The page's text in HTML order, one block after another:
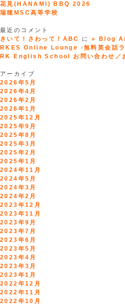
花見(HANAMI) BBQ 2026
瑞穂MSC高等学校
最近のコメント
きいて！さわって！ABC
に» Blog
RKES Online Lounge -無料英会話ラ
RK English School お問い合わせ／
アーカイブ
2026年5月
2026年4月
2026年2月
2026年1月
2025年12月
2025年9月
2025年8月
2025年3月
2025年2月
2025年1月
2024年11月
2024年5月
2024年3月
2024年2月
2023年12月
2023年11月
2023年9月
2023年7月
2023年6月
2023年5月
2023年4月
2023年3月
2023年1月
2022年12月
2022年11月
2022年10月